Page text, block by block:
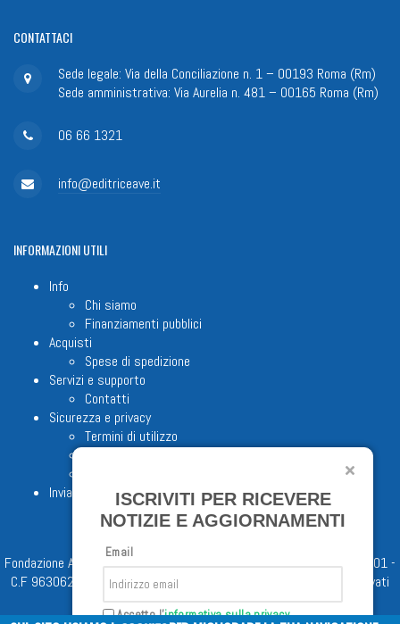
CONTATTACI
Sede legale: Via della Conciliazione n. 1 – 00193 Roma (Rm)
Sede amministrativa: Via Aurelia n. 481 – 00165 Roma (Rm)
06 66 1321
info@editriceave.it
INFORMAZIONIUTILI
Info
Chi siamo
Finanziamenti pubblici
Acquisti
Spese di spedizione
Servizi e supporto
Contatti
Sicurezza e privacy
Termini di utilizzo
Invia proposta editoriale
Fondazione Apostolicam Actuositatem ETS © 2023 - P.I. 05398481001 -
C.F 96306220581 - REA 888781 del 23/02/98 - Tutti i diritti riservati
ISCRIVITI PER RICEVERE
NOTIZIE E AGGIORNAMENTI
Email
Accetto l'informativa sulla privacy